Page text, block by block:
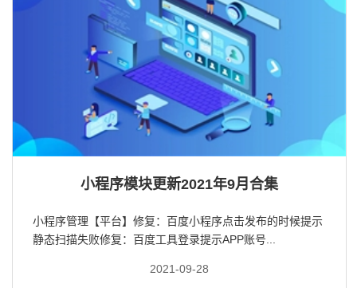
小程序模块更新2021年9月合集
小程序管理【平台】修复：百度小程序点击发布的时候提示
静态扫描失败修复：百度工具登录提示APP账号...
2021-09-28